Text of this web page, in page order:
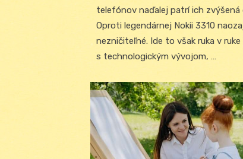
telefónov naďalej patrí ich zvýšená
Oproti legendárnej Nokii 3310
nezničiteľné. Ide to však ruka v ruke
s technologickým vývojom, …